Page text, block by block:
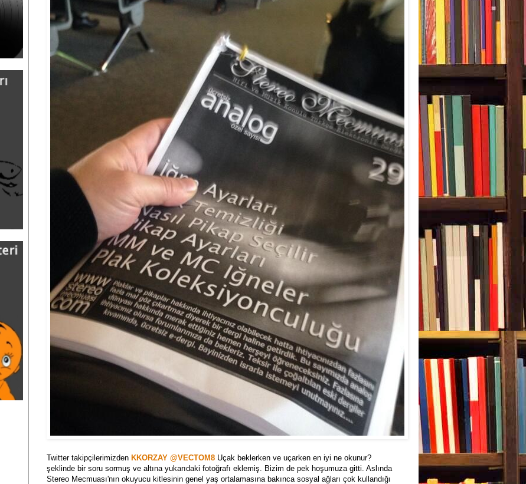
Twitter takipçilerimizden KKORZAY @VECTOM8 Uçak beklerken ve uçarken en iyi ne okunur?
şeklinde bir soru sormuş ve altına yukarıdaki fotoğrafı eklemiş. Bizim de pek hoşumuza gitti. Aslında
Stereo Mecmuası'nın okuyucu kitlesinin genel yaş ortalamasına bakınca sosyal ağları çok kullandığı